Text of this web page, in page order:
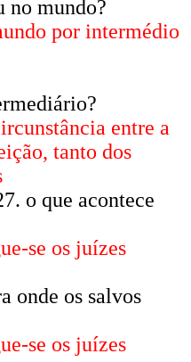
no mundo?
por intermédio
entre a
tanto dos
o que acontece
se os juízes
onde os salvos
se os juízes